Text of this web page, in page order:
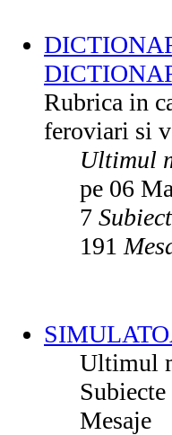
Rubrica in
feroviari si
Ultimul
pe 06
7
191
Ultimul
Subiecte
Mesaje